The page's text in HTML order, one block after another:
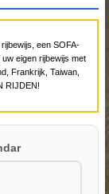
een SOFA-
eigen rijbewijs met
Frankrijk, Taiwan,
RIJDEN!